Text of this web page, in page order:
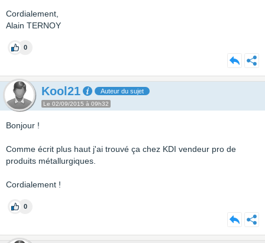
Cordialement,
Alain TERNOY
0
Kool21 Auteur du sujet
Le 02/09/2015 à 09h32
Bonjour !
Comme écrit plus haut j'ai trouvé ça chez KDI vendeur pro de
produits métallurgiques.
Cordialement !
0